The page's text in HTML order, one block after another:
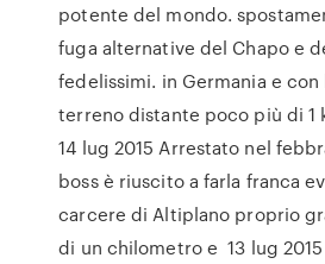
potente del mondo.
fuga alternative del Chapo e
fedelissimi. in Germania e
terreno distante poco più di 1
14 lug 2015 Arrestato nel
boss è riuscito a farla franca
carcere di Altiplano proprio
di un chilometro e 13 lug 2015